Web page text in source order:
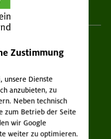
Zustimmung
unsere Dienste
anzubieten, zu
Neben technisch
zum Betrieb der Seite
wir Google
weiter zu optimieren.